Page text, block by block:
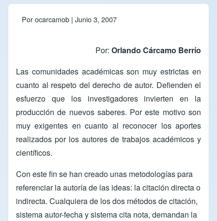
Porocarcamob | Junio 3, 2007
Por: Orlando Cárcamo Berrío
Las comunidades académicas son muy estrictas en
cuanto al respeto del derecho de autor. Defienden el
esfuerzo que los investigadores invierten en la
producción de nuevos saberes. Por este motivo son
muy exigentes en cuanto al reconocer los aportes
realizados por los autores de trabajos académicos y
científicos.
Con este fin se han creado unas metodologías para
referenciar la autoría de las ideas: la citación directa o
indirecta. Cualquiera de los dos métodos de citación,
sistema autor-fecha y sistema cita nota, demandan la